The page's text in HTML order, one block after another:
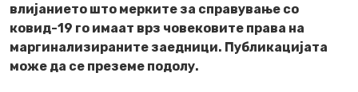
влијанието што мерките за справување со
ковид-19 го имаат врз човековите права на
маргинализираните заедници. Публикацијата
може да се преземе подолу.